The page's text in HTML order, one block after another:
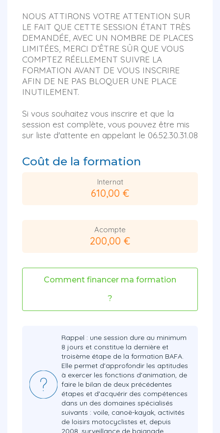
NOUS ATTIRONS VOTRE ATTENTION SUR
LE FAIT QUE CETTE SESSION ÉTANT TRÈS
DEMANDÉE, AVEC UN NOMBRE DE PLACES
LIMITÉES, MERCI D’ÊTRE SÛR QUE VOUS
COMPTEZ RÉELLEMENT SUIVRE LA
FORMATION AVANT DE VOUS INSCRIRE
AFIN DE NE PAS BLOQUER UNE PLACE
INUTILEMENT.
Si vous souhaitez vous inscrire et que la
session est complète, vous pouvez être mis
sur liste d'attente en appelant le 06.52.30.31.08
Coût de la formation
Internat
610,00 €
Acompte
200,00 €
Comment financer ma formation
?
Rappel : une session dure au minimum
8 jours et constitue la dernière et
troisème étape de la formation BAFA.
Elle permet d'approfondir les aptitudes
à exercer les fonctions d'animation, de
faire le bilan de deux précédentes
étapes et d'acquérir des compétences
dans un des domaines spécialisés
suivants : voile, canoë-kayak, activités
de loisirs motocyclistes et, depuis
2008, surveillance de baignade.